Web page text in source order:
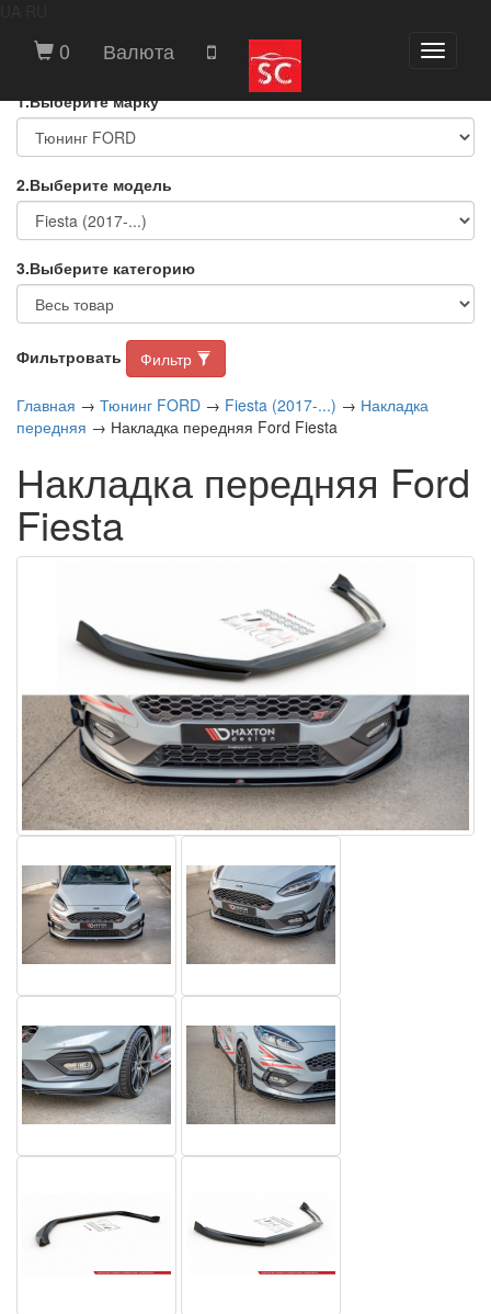
Toggle
0 Валюта
ВЫБЕРИТЕ МАРКУ И МОДЕЛЬ
АВТОМОБИЛЯ
1.Выберите марку
2.Выберите модель
3.Выберите категорию
Фильтровать Фильтр
Главная → Тюнинг FORD → Fiesta (2017-...) → Накладка
передняя → Накладка передняя Ford Fiesta
Накладка передняя Ford
Fiesta